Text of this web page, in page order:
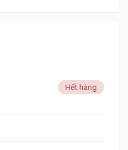
Hết hàng